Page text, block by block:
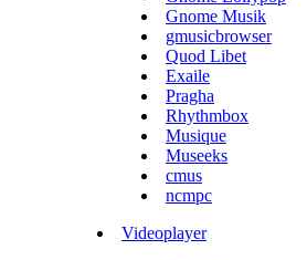
Gnome Musik
gmusicbrowser
Quod Libet
Exaile
Pragha
Rhythmbox
Musique
Museeks
cmus
ncmpc
Videoplayer